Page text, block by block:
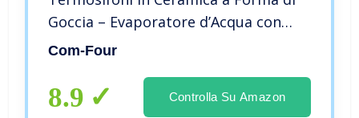
Goccia – Evaporatore d’Acqua con
Design Fiori per Umidificare l’Aria
Tulipano. Giacinto D’uva. Lily)
Com-Four
8.9 Controlla Su Amazon